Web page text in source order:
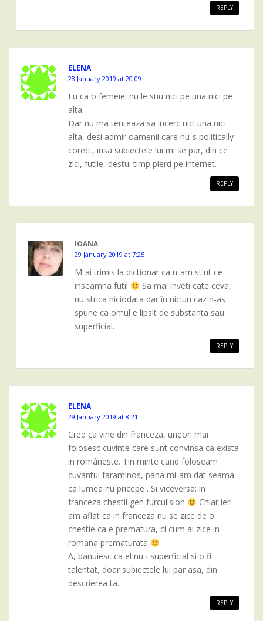
REPLY
ELENA
28 January 2019 at 20:09
Eu ca o femeie: nu le stiu nici pe una nici pe
alta.
Dar nu ma tenteaza sa incerc nici una nici
alta, desi admir oamenii care nu-s politically
corect, insa subiectele lui mi se par, din ce
zici, futile, destul timp pierd pe internet.
REPLY
IOANA
29 January 2019 at 7:25
M-ai trimis la dictionar ca n-am stiut ce
inseamna futil
Sa mai inveti cate ceva,
nu strica niciodata dar în niciun caz n-as
spune ca omul e lipsit de substanta sau
superficial.
REPLY
ELENA
29 January 2019 at 8:21
Cred ca vine din franceza, uneori mai
folosesc cuvinte care sunt convinsa ca exista
in românește. Tin minte cand foloseam
cuvantul faraminos, pana mi-am dat seama
ca lumea nu pricepe . Si viceversa: in
franceza chestii gen furculision
Chiar ieri
am aflat ca in franceza nu se zice de o
chestie ca e prematura, ci cum ai zice in
romana prematurata
A, banuiesc ca el nu-i superficial si o fi
talentat, doar subiectele lui par asa, din
descrierea ta.
REPLY